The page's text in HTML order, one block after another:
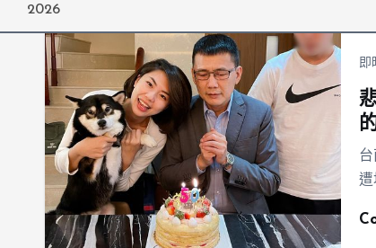
2026
即